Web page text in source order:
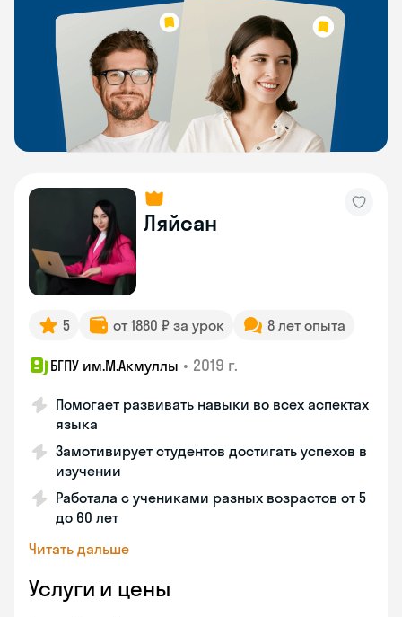
Ляйсан
5 от 1880 ₽ за урок 8 лет опыта
БГПУ им.М.Акмуллы • 2019 г.
Помогает развивать навыки во всех аспектах
языка
Замотивирует студентов достигать успехов в
изучении
Работала с учениками разных возрастов от 5
до 60 лет
Читать дальше
Услуги и цены